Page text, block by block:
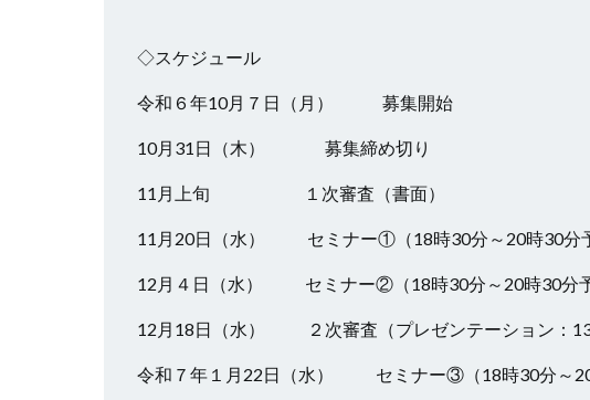
◇スケジュール
令和６年10月７日（月） 募集開始
10月31日（木） 募集締め切り
11月上旬 １次審査（書面）
11月20日（水） セミナー①（18時30分～20時30分予
12月４日（水） セミナー②（18時30分～20時30分予
12月18日（水） ２次審査（プレゼンテーション：13
令和７年１月22日（水） セミナー③（18時30分～20